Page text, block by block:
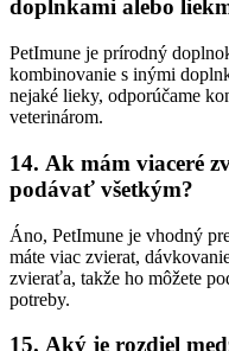
doplnkami alebo
PetImune je prírodný
kombinovanie s inými
nejaké lieky, odporúčame
veterinárom.
14. Ak mám viaceré
podávať všetkým?
Áno, PetImune je vhodný
máte viac zvierat,
zvieraťa, takže ho môžete
potreby.
15. Aký je rozdiel